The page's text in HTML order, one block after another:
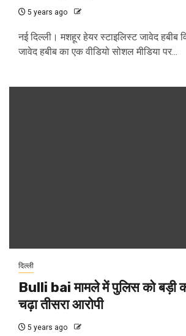
5 years ago
नई दिल्ली। मशहूर हेयर स्टाइलिस्ट जावेद हबीब
जावेद हबीब का एक वीडियो सोशल मीडिया पर...
दिल्ली
Bulli bai मामले में पुलिस को बड़ी
चढ़ा तीसरा आरोपी
5 years ago